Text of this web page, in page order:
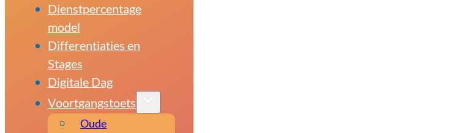
Dienstpercentage
model
Differentiaties en
Stages
Digitale Dag
Voortgangstoets
Oude